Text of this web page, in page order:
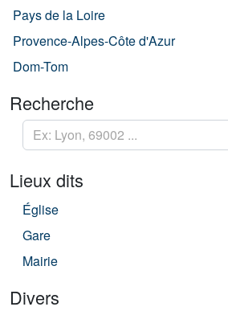
Pays de la Loire
Provence-Alpes-Côte d'Azur
Dom-Tom
Recherche
Lieux dits
Église
Gare
Mairie
Divers